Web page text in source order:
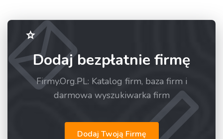
Dodaj bezpłatnie firmę
Firmy.Org.PL: Katalog firm, baza firm i
darmowa wyszukiwarka firm
Dodaj Twoją Firmę